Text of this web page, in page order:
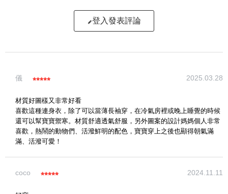
登入發表評論
儀 2025.03.28
材質好圖樣又非常好看
喜歡這種連身衣，除了可以當薄長袖穿，在冷氣房裡或晚上睡覺的時候
還可以幫寶寶禦寒。材質舒適透氣舒服，另外圖案的設計媽媽個人非常
喜歡，熱鬧的動物們、活潑鮮明的配色，寶寶穿上之後也顯得朝氣滿
滿、活潑可愛！
coco 2024.11.11